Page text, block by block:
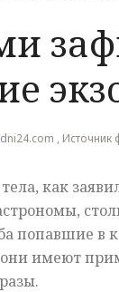
,
как
попавшие в
имеют